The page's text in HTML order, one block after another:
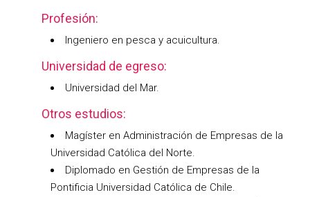
Profesión:
Ingeniero en pesca y acuicultura.
Universidad de egreso:
Universidad del Mar.
Otros estudios:
Magíster en Administración de Empresas de la
Universidad Católica del Norte.
Diplomado en Gestión de Empresas de la
Pontificia Universidad Católica de Chile.